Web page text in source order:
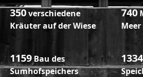
357verschiedene
Kräuter auf der Wiese
755
Meer
1305Bau des
Sumhofspeichers
1502